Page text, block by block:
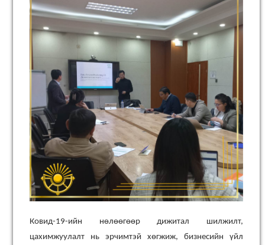
Ковид-19-ийн нөлөөгөөр дижитал шилжилт,
цахимжуулалт нь эрчимтэй хөгжиж, бизнесийн үйл